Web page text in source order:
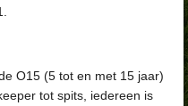
O15 (5 tot en met 15 jaar)
tot spits, iedereen is